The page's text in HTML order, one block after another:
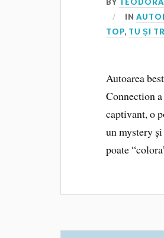
BY
IN
TOP, TU ȘI
Autoarea
Connection
captivant, o
un mystery
poate